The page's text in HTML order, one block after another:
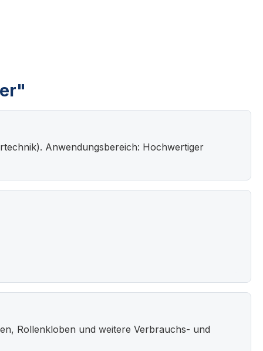
Anwendungsbereich: Hochwertiger
Rollenkloben und weitere Verbrauchs- und